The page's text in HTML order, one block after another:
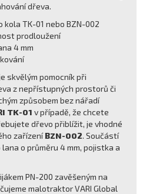
dřeva.
TK-01 nebo BZN-002
prodloužení
4 mm
skvělým pomocník při
z nepřístupných prostorů či
způsobem bez nářadí
TK-01 v případě, že chcete
dřevo přiblížit, je vhodné
zařízeníBZN-002. Součástí
o průměru 4 mm, pojistka a
PN-200 zavěšeným na
malotraktor VARI Global